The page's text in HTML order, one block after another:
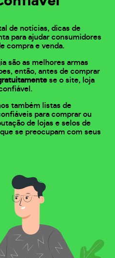
de notícias, dicas de
para ajudar consumidores
compra e venda.
são as melhores armas
então, antes de comprar
se o site, loja
também listas de
para comprar ou
de lojas e selos de
se preocupam com seus